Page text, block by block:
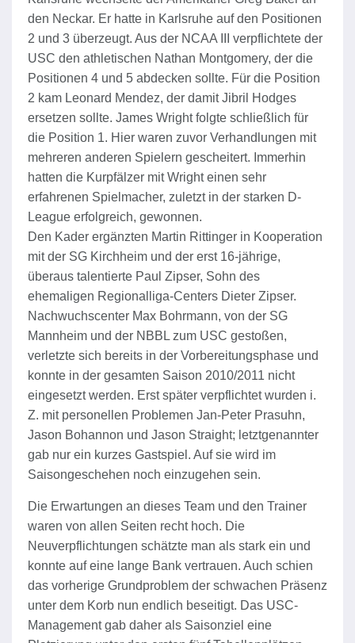
den Neckar. Er hatte in Karlsruhe auf den Positionen
2 und 3 überzeugt. Aus der NCAA III verpflichtete der
USC den athletischen Nathan Montgomery, der die
Positionen 4 und 5 abdecken sollte. Für die Position
2 kam Leonard Mendez, der damit Jibril Hodges
ersetzen sollte. James Wright folgte schließlich für
die Position 1. Hier waren zuvor Verhandlungen mit
mehreren anderen Spielern gescheitert. Immerhin
hatten die Kurpfälzer mit Wright einen sehr
erfahrenen Spielmacher, zuletzt in der starken D-
League erfolgreich, gewonnen.
Den Kader ergänzten Martin Rittinger in Kooperation
mit der SG Kirchheim und der erst 16-jährige,
überaus talentierte Paul Zipser, Sohn des
ehemaligen Regionalliga-Centers Dieter Zipser.
Nachwuchscenter Max Bohrmann, von der SG
Mannheim und der NBBL zum USC gestoßen,
verletzte sich bereits in der Vorbereitungsphase und
konnte in der gesamten Saison 2010/2011 nicht
eingesetzt werden. Erst später verpflichtet wurden i.
Z. mit personellen Problemen Jan-Peter Prasuhn,
Jason Bohannon und Jason Straight; letztgenannter
gab nur ein kurzes Gastspiel. Auf sie wird im
Saisongeschehen noch einzugehen sein.
Die Erwartungen an dieses Team und den Trainer
waren von allen Seiten recht hoch. Die
Neuverpflichtungen schätzte man als stark ein und
konnte auf eine lange Bank vertrauen. Auch schien
das vorherige Grundproblem der schwachen Präsenz
unter dem Korb nun endlich beseitigt. Das USC-
Management gab daher als Saisonziel eine